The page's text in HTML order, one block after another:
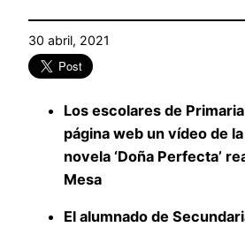
30 abril, 2021
Los escolares de
página web un vídeo de
novela ‘Doña Perfecta’
Mesa
El alumnado de